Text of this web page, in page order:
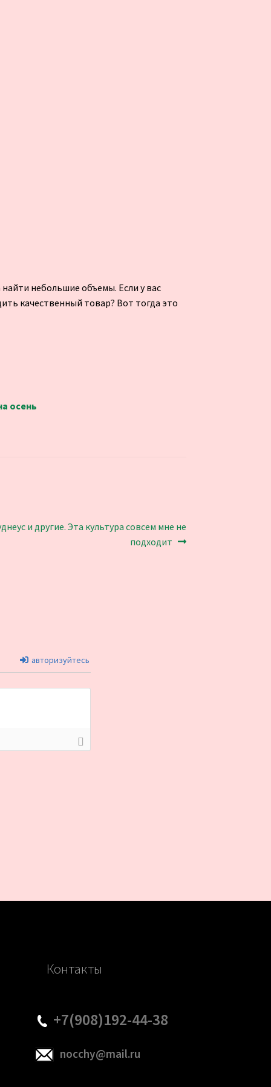
небольшие объемы. Если у вас
качественный товар? Вот тогда это
осень
и другие. Эта культура совсем мне не
подходит
авторизуйтесь
Контакты
+7(908)192-44-38
nocchy@mail.ru